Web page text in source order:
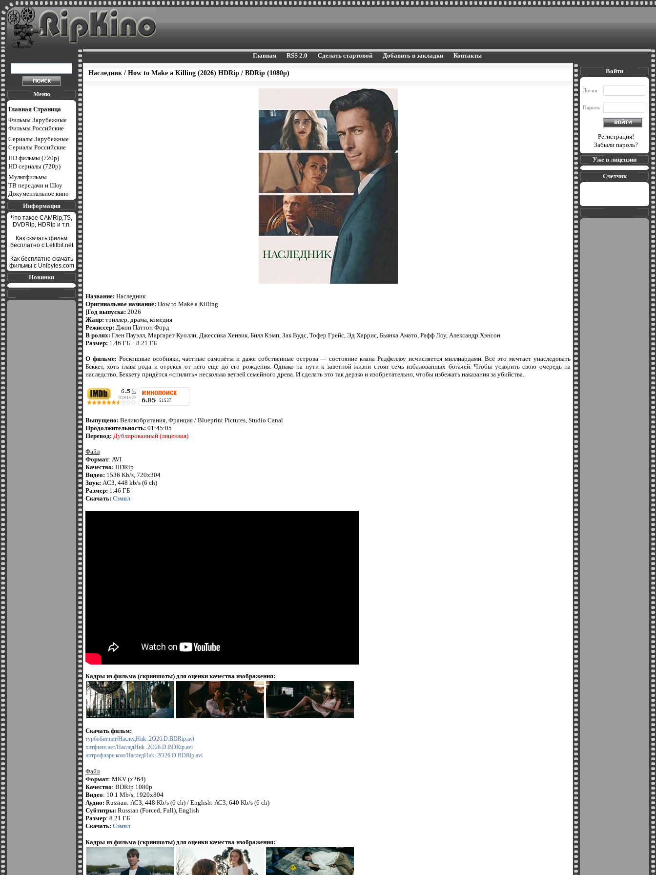
Главная RSS 2.0 Сделать стартовой Добавить в закладки Контакты
Меню
Главная Страница
Фильмы Зарубежные
Фильмы Российские
Сериалы Зарубежные
Сериалы Российские
HD фильмы (720p)
HD сериалы (720p)
Мультфильмы
ТВ передачи и Шоу
Документальное кино
Информация
Что такое CAMRip,TS,
DVDRip, HDRip и т.п.
Как скачать фильм
бесплатно с Letitbit.net
Как бесплатно скачать
фильмы с Unibytes.com
Новинки
Наследник / How to Make a Killing (2026) HDRip / BDRip (1080p)
Название: Наследник
Оригинальное название: How to Make a Killing
[Год выпуска: 2026
Жанр: триллер, драма, комедия
Режиссер: Джон Паттон Форд
В ролях: Глен Пауэлл, Маргарет Куолли, Джессика Хенвик, Билл Кэмп, Зак Вудс, Тофер Грейс, Эд Харрис, Бьянка Амато, Рафф Лоу, Александр Хэнсон
Размер: 1.46 ГБ + 8.21 ГБ
О фильме: Роскошные особняки, частные самолёты и даже собственные острова — состояние клана Редфеллоу исчисляется миллиардами. Всё это мечтает унаследовать
Беккет, хоть глава рода и отрёкся от него ещё до его рождения. Однако на пути к заветной жизни стоят семь избалованных богачей. Чтобы ускорить свою очередь на
наследство, Беккету придётся «спилить» несколько ветвей семейного древа. И сделать это так дерзко и изобретательно, чтобы избежать наказания за убийства.
Выпущено: Великобритания, Франция / Blueprint Pictures, Studio Canal
Продолжительность: 01:45:05
Перевод: Дублированный (лицензия)
Файл
Формат: AVI
Качество: HDRip
Видео: 1536 Kb/s, 720x304
Звук: AC3, 448 kb/s (6 ch)
Размер: 1.46 ГБ
Скачать: Сэмпл
Кадры из фильма (скриншоты) для оценки качества изображения:
Скачать фильм:
турбобит.нет/HacлeдHиk .2O26.D.BDRip.avi
хитфиле.нет/HacлeдHиk .2O26.D.BDRip.avi
нитрофларе.ком/HacлeдHиk .2O26.D.BDRip.avi
Файл
Формат: MKV (x264)
Качество: BDRip 1080p
Видео: 10.1 Мb/s, 1920x804
Аудио: Russian: АС3, 448 Kb/s (6 ch) / English: АС3, 640 Kb/s (6 ch)
Субтитры: Russian (Forced, Full), English
Размер: 8.21 ГБ
Скачать: Сэмпл
Кадры из фильма (скриншоты) для оценки качества изображения:
Войти
Логин
Пароль
Регистрация!
Забыли пароль?
Уже в лицензии
Счетчик